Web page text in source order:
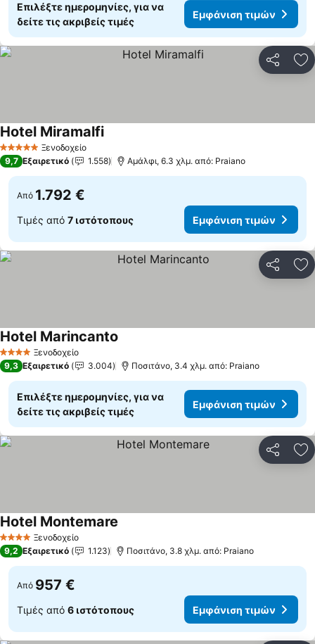
Επιλέξτε ημερομηνίες, για να
δείτε τις ακριβείς τιμές
Εμφάνιση τιμών
5 Αστέρια Ξενοδοχείο
Hotel Miramalfi
9,7 Εξαιρετικό 1.558 Αμάλφι, 6.3 χλμ. από: Praiano
Από 1.792 €
Τιμές από 7 ιστότοπους Εμφάνιση τιμών
4 ΑστέριαΞενοδοχείο
Hotel Marincanto
9,3 Εξαιρετικό 3.004 Ποσιτάνο, 3.4 χλμ. από: Praiano
Επιλέξτε ημερομηνίες, για να
δείτε τις ακριβείς τιμές
Εμφάνιση τιμών
4 ΑστέριαΞενοδοχείο
Hotel Montemare
9,2 Εξαιρετικό 1.123 Ποσιτάνο, 3.8 χλμ. από: Praiano
Από 957 €
Τιμές από 6 ιστότοπους Εμφάνιση τιμών